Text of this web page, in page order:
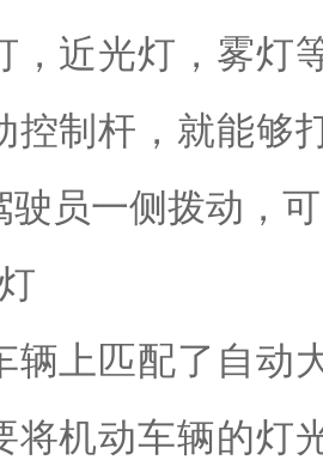
，近光灯，雾灯
控制杆，就能够
驶员一侧拨动，
辆上匹配了自动
将机动车辆的灯